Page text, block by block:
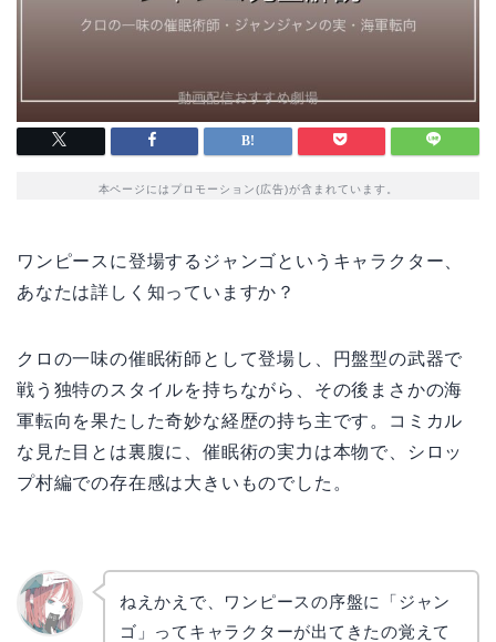
本ページにはプロモーション(広告)が含まれています。
ワンピースに登場するジャンゴというキャラクター、
あなたは詳しく知っていますか？
クロの一味の催眠術師として登場し、円盤型の武器で
戦う独特のスタイルを持ちながら、その後まさかの海
軍転向を果たした奇妙な経歴の持ち主です。コミカル
な見た目とは裏腹に、催眠術の実力は本物で、シロッ
プ村編での存在感は大きいものでした。
ねえかえで、ワンピースの序盤に「ジャン
ゴ」ってキャラクターが出てきたの覚えて